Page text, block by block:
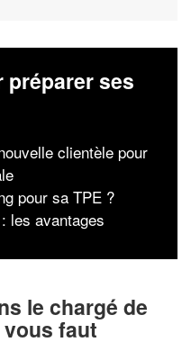
préparer ses
clientèle pour
pour sa TPE ?
les avantages
le chargé de
faut